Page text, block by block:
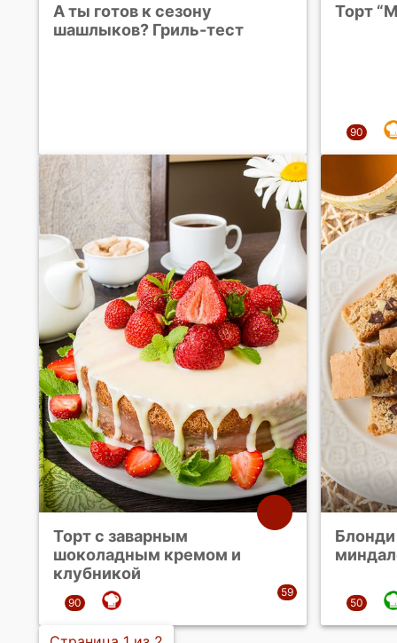
А ты готов к сезону
шашлыков? Гриль-тест
Торт
Торт с заварным
шоколадным кремом и
клубникой
Блонди